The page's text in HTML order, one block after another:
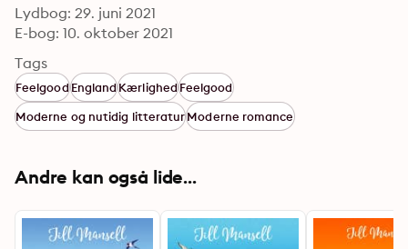
Lydbog: 29. juni 2021
E-bog: 10. oktober 2021
Tags
FeelgoodEnglandKærlighedFeelgood
Moderne og nutidig litteraturModerne romance
Andre kan også lide...